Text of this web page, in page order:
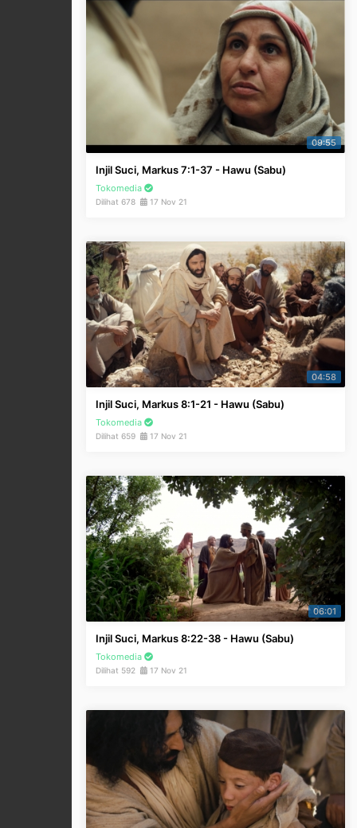
09:55
Injil Suci, Markus 7:1-37 - Hawu (Sabu)
Tokomedia
Dilihat 678 17 Nov 21
04:58
Injil Suci, Markus 8:1-21 - Hawu (Sabu)
Tokomedia
Dilihat 659 17 Nov 21
06:01
Injil Suci, Markus 8:22-38 - Hawu (Sabu)
Tokomedia
Dilihat 592 17 Nov 21